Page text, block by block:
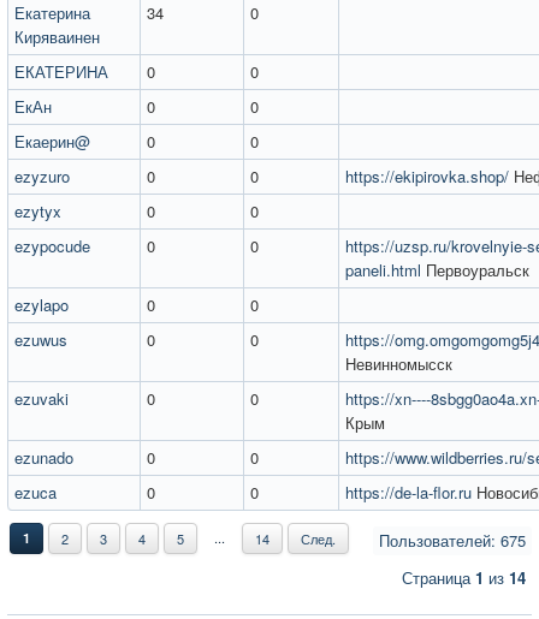
Екатерина
Киряваинен
34 0
ЕКАТЕРИНА 0
0
ЕкАн
0
0
Екаерин@
0
0
ezyzuro
0 0 https://ekipirovka.shop/
ezytyx
0
0
ezypocude
0 0
https://uzsp.ru/krovelnyie-
paneli.html Первоуральск
ezylapo
0
0
ezuwus
0 0
https://
Невинномысск
ezuvaki
0 0
https://xn----
Крым
ezunado
0 0
https://www.wildberries.ru/
ezuca
0 0 https://de-la-flor.ru
Пользователей: 675
1 2 3 4 5 ... 14 След.
Страница1 из 14